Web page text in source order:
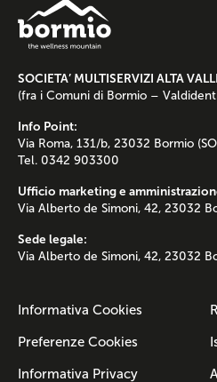
SOCIETA’ MULTISERVIZI ALTA
(fra i Comuni di Bormio –
Info Point:
Via Roma, 131/b, 23032 Bormio
Tel. 0342 903300
Ufficio marketing e
Via Alberto de Simoni, 42, 23032
Sede legale:
Via Alberto de Simoni, 42, 23032
Informativa Cookies
Preferenze Cookies
Informativa Privacy